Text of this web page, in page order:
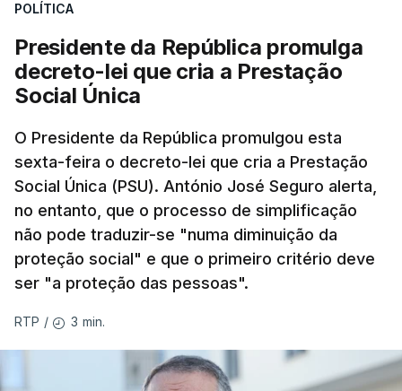
POLÍTICA
Presidente da República promulga
decreto-lei que cria a Prestação
Social Única
O Presidente da República promulgou esta
sexta-feira o decreto-lei que cria a Prestação
Social Única (PSU). António José Seguro alerta,
no entanto, que o processo de simplificação
não pode traduzir-se "numa diminuição da
proteção social" e que o primeiro critério deve
ser "a proteção das pessoas".
RTP / 3 min.